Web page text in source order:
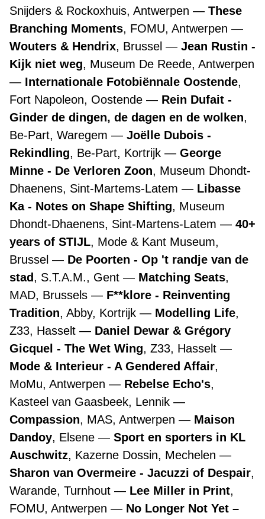
Snijders & Rockoxhuis, Antwerpen
These
Branching Moments, FOMU, Antwerpen
Wouters & Hendrix, Brussel
Jean Rustin -
Kijk niet weg, Museum De Reede, Antwerpen
Internationale Fotobiënnale Oostende,
Fort Napoleon, Oostende
Rein Dufait -
Ginder de dingen, de dagen en de wolken,
Be-Part, Waregem
Joëlle Dubois -
Rekindling, Be-Part, Kortrijk
George
Minne - De Verloren Zoon, Museum Dhondt-
Dhaenens, Sint-Martems-Latem
Libasse
Ka - Notes on Shape Shifting, Museum
Dhondt-Dhaenens, Sint-Martens-Latem
40+
years of STIJL, Mode & Kant Museum,
Brussel
De Poorten - Op 't randje van de
stad, S.T.A.M., Gent Matching Seats,
MAD, Brussels
F**klore - Reinventing
Tradition, Abby, Kortrijk Modelling Life,
Z33, Hasselt
Daniel Dewar & Grégory
Gicquel - The Wet Wing, Z33, Hasselt
Mode & Interieur - A Gendered Affair,
MoMu, Antwerpen
Rebelse Echo's,
Kasteel van Gaasbeek, Lennik
Compassion, MAS, Antwerpen
Maison
Dandoy, Elsene
Sport en sporters in KL
Auschwitz, Kazerne Dossin, Mechelen
Sharon van Overmeire - Jacuzzi of Despair,
Warande, Turnhout
Lee Miller in Print,
FOMU, Antwerpen
No Longer Not Yet –